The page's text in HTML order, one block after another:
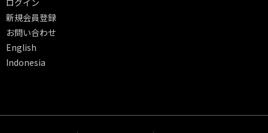
ログイン
新規会員登録
お問い合わせ
English
Indonesia